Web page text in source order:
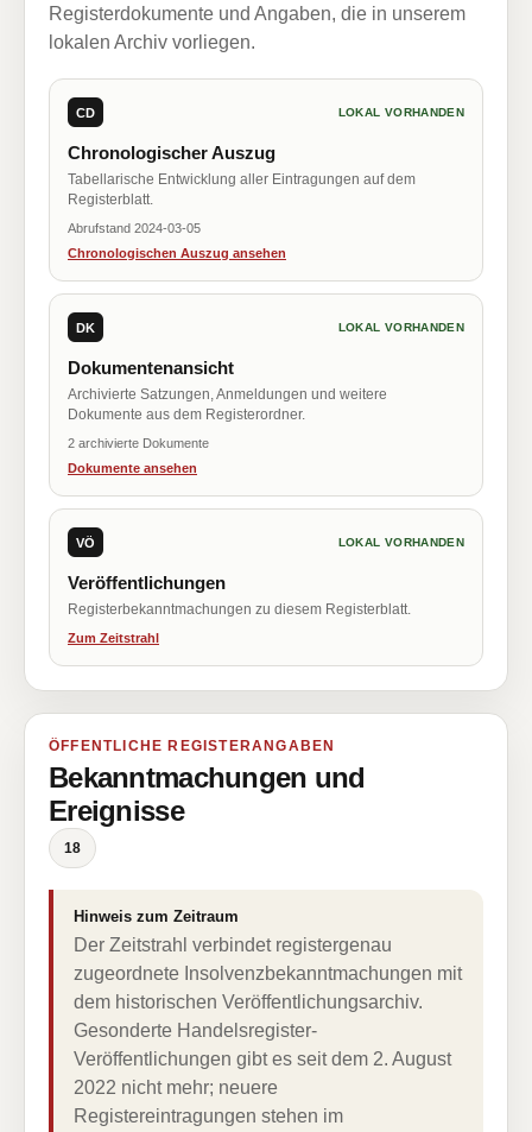
Registerdokumente und Angaben, die in unserem
lokalen Archiv vorliegen.
CD LOKAL VORHANDEN
Chronologischer Auszug
Tabellarische Entwicklung aller Eintragungen auf dem
Registerblatt.
Abrufstand 2024-03-05
Chronologischen Auszug ansehen
DK LOKAL VORHANDEN
Dokumentenansicht
Archivierte Satzungen, Anmeldungen und weitere
Dokumente aus dem Registerordner.
2 archivierte Dokumente
Dokumente ansehen
VÖ LOKAL VORHANDEN
Veröffentlichungen
Registerbekanntmachungen zu diesem Registerblatt.
Zum Zeitstrahl
ÖFFENTLICHE REGISTERANGABEN
Bekanntmachungen und
Ereignisse
18
Hinweis zum Zeitraum
Der Zeitstrahl verbindet registergenau
zugeordnete Insolvenzbekanntmachungen mit
dem historischen Veröffentlichungsarchiv.
Gesonderte Handelsregister-
Veröffentlichungen gibt es seit dem 2. August
2022 nicht mehr; neuere
Registereintragungen stehen im